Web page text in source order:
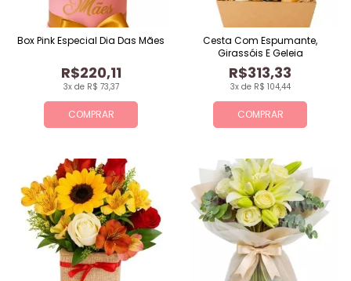
COMPRAR
3x de R$ 73,37
R$220,11
Box Pink Especial Dia Das Mães
COMPRAR
3x de R$ 104,44
R$313,33
Cesta Com Espumante,
Girassóis E Geleia